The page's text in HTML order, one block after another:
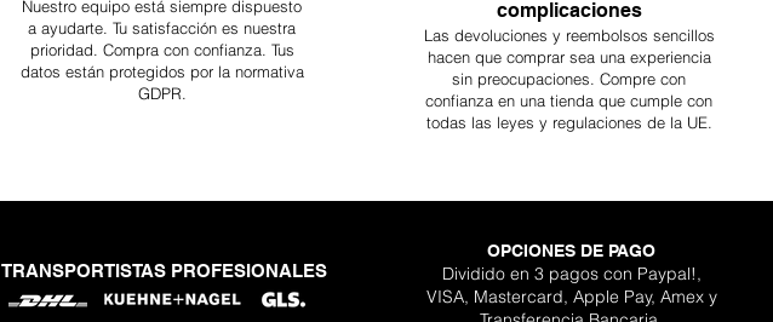
Nuestro equipo está siempre dispuesto
a ayudarte. Tu satisfacción es nuestra
prioridad. Compra con confianza. Tus
datos están protegidos por la normativa
GDPR.
complicaciones
Las devoluciones y reembolsos sencillos
hacen que comprar sea una experiencia
sin preocupaciones. Compre con
confianza en una tienda que cumple con
todas las leyes y regulaciones de la UE.
TRANSPORTISTAS PROFESIONALES
OPCIONES DE PAGO
Dividido en 3 pagos con Paypal!,
VISA, Mastercard, Apple Pay, Amex y